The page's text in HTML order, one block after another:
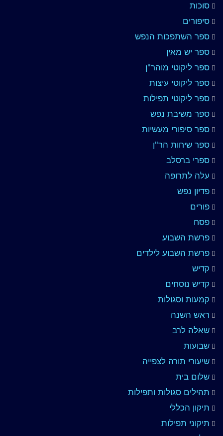
סוכות
סיפורים
ספר השתפכות הנפש
ספר יש מאין
ספר ליקוטי מוהר"ן
ספר ליקוטי עיצות
ספר ליקוטי תפילות
ספר משיבת נפש
ספר סיפורי מעשיות
ספר שיחות הר"ן
ספרי ברסלב
עלה לתרופה
פדיון נפש
פורים
פסח
פרשת השבוע
פרשת השבוע לילדים
קדיש
קדיש נוסחים
קמעות וסגולות
ראש השנה
שאלה לרב
שבועות
שיעורי תורה לצפייה
שלום בית
תהילים סגולות ותפילות
תיקון הכללי
תיקוני תפילות